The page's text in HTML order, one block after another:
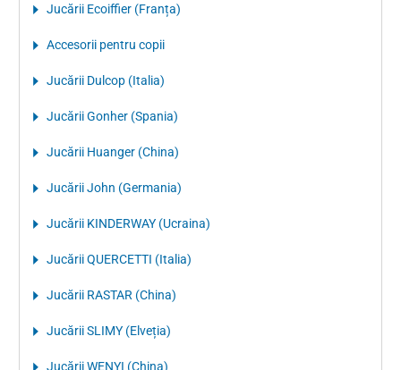
Jucării Ecoiffier (Franța)
Accesorii pentru copii
Jucării Dulcop (Italia)
Jucării Gonher (Spania)
Jucării Huanger (China)
Jucării John (Germania)
Jucării KINDERWAY (Ucraina)
Jucării QUERCETTI (Italia)
Jucării RASTAR (China)
Jucării SLIMY (Elveția)
Jucării WENYI (China)